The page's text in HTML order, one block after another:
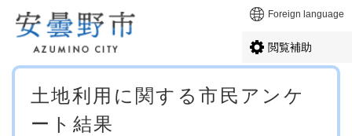
メニューを飛ばして本文へ Foreign language
閲覧補助
本
土地利用に関する市民アンケ
ート結果